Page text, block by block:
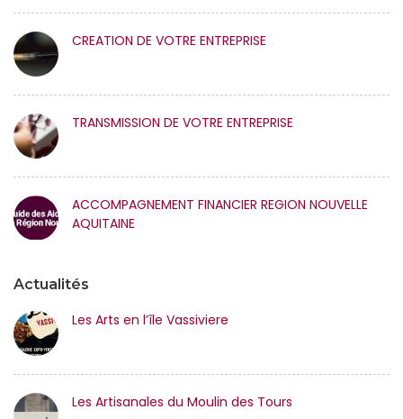
CREATION DE VOTRE ENTREPRISE
TRANSMISSION DE VOTRE ENTREPRISE
ACCOMPAGNEMENT FINANCIER REGION NOUVELLE
AQUITAINE
Actualités
Les Arts en l’île Vassiviere
Les Artisanales du Moulin des Tours